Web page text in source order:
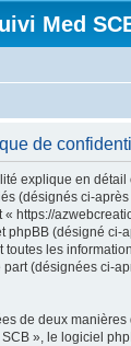
Med
de
explique en détail
(désignés ci-
« https://
phpBB (désigné ci-
toutes les
(désignées ci-
de deux
», le logiciel